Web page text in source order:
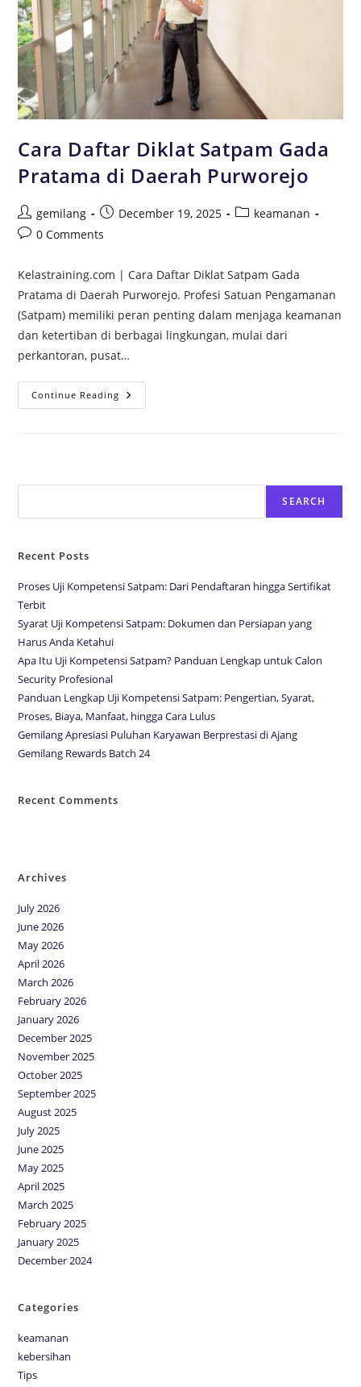
Cara Daftar Diklat Satpam Gada
Pratama di Daerah Purworejo
gemilang December 19, 2025
keamanan
0 Comments
Kelastraining.com | Cara Daftar Diklat Satpam Gada
Pratama di Daerah Purworejo. Profesi Satuan Pengamanan
(Satpam) memiliki peran penting dalam menjaga keamanan
dan ketertiban di berbagai lingkungan, mulai dari
perkantoran, pusat…
Continue Reading
SEARCH
Recent Posts
Proses Uji Kompetensi Satpam: Dari Pendaftaran hingga Sertifikat
Terbit
Syarat Uji Kompetensi Satpam: Dokumen dan Persiapan yang
Harus Anda Ketahui
Apa Itu Uji Kompetensi Satpam? Panduan Lengkap untuk Calon
Security Profesional
Panduan Lengkap Uji Kompetensi Satpam: Pengertian, Syarat,
Proses, Biaya, Manfaat, hingga Cara Lulus
Gemilang Apresiasi Puluhan Karyawan Berprestasi di Ajang
Gemilang Rewards Batch 24
Recent Comments
Archives
July 2026
June 2026
May 2026
April 2026
March 2026
February 2026
January 2026
December 2025
November 2025
October 2025
September 2025
August 2025
July 2025
June 2025
May 2025
April 2025
March 2025
February 2025
January 2025
December 2024
Categories
keamanan
kebersihan
Tips